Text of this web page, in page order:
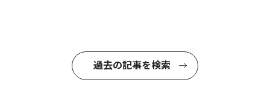
過去の記事を検索